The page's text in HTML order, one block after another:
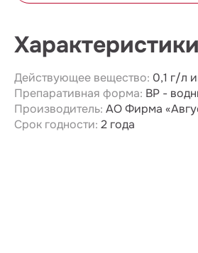
Характеристики
Действующее вещество: 0,1 г/л
Препаративная форма: ВР -
Производитель: АО Фирма
Срок годности: 2 года